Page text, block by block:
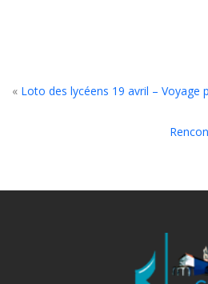
« Loto des lycéens 19 avril – Voyage